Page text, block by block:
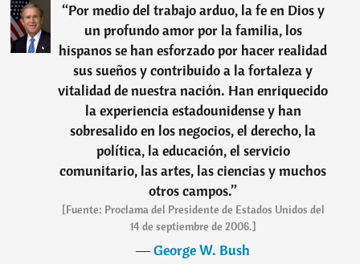
“Por medio del trabajo arduo, la fe en Dios y
un profundo amor por la familia, los
hispanos se han esforzado por hacer realidad
sus sueños y contribuido a la fortaleza y
vitalidad de nuestra nación. Han enriquecido
la experiencia estadounidense y han
sobresalido en los negocios, el derecho, la
política, la educación, el servicio
comunitario, las artes, las ciencias y muchos
otros campos.”
[Fuente: Proclama del Presidente de Estados Unidos del
14 de septiembre de 2006.]
―George W. Bush